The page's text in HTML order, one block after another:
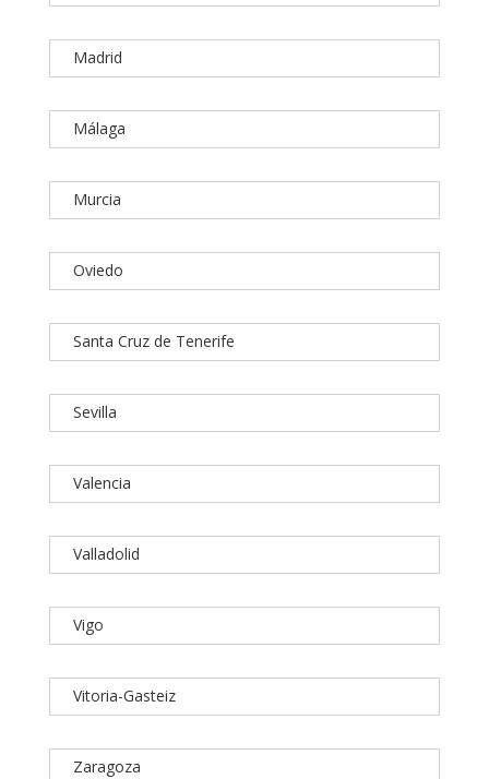
Madrid
Málaga
Murcia
Oviedo
Santa Cruz de Tenerife
Sevilla
Valencia
Valladolid
Vigo
Vitoria-Gasteiz
Zaragoza